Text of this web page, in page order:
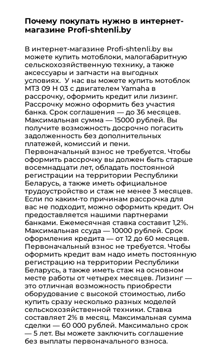
Почему покупать нужно в интернет-
магазине Profi-shtenli.by
В интернет-магазине Profi-shtenli.by вы
можете купить мотоблоки, малогабаритную
сельскохозяйственную технику, а также
аксессуары и запчасти на выгодных
условиях. У нас вы можете купить мотоблок
МТЗ 09 Н 03 с двигателем Yamaha в
рассрочку, оформить кредит или лизинг.
Рассрочку можно оформить без участия
банка. Срок соглашения — до 36 месяцев.
Максимальная сумма — 15000 рублей. Вы
получите возможность досрочно погасить
задолженность без дополнительных
платежей, комиссий и пени.
Первоначальный взнос не требуется. Чтобы
оформить рассрочку вы должен быть старше
восемнадцати лет, обладать постоянной
регистрации на территории Республики
Беларусь, а также иметь официальное
трудоустройство и стаж не менее 3 месяцев.
Если по каким-то причинам рассрочка для
вас не подходит, можно оформить кредит. Он
предоставляется нашими партнерами
банками. Ежемесячная ставка составит 1,2%.
Максимальная ссуда — 10000 рублей. Срок
оформления кредита — от 12 до 60 месяцев.
Первоначальный взнос не требуется. Чтобы
оформить кредит вам надо иметь постоянную
регистрацию на территории Республики
Беларусь, а также иметь стаж на основном
месте работы от четырех месяцев. Лизинг —
это отличная возможность приобрести
оборудование с высокой стоимостью, либо
купить сразу несколько разных моделей
сельскохозяйственной техники. Ставка
составляет 2% в месяц. Максимальная сумма
сделки — 60 000 рублей. Максимально срок
— 5 лет. Вы можете заключить соглашение
без выплаты первоначального взноса.